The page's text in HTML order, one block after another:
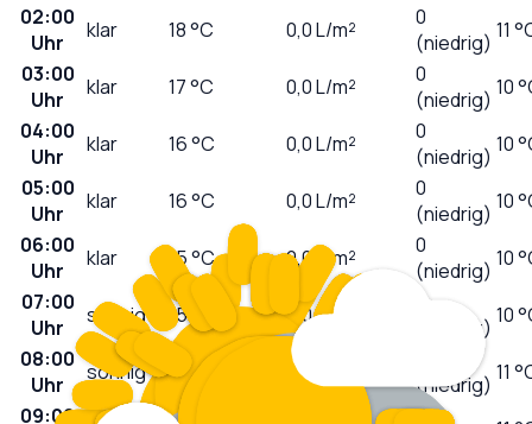
02:00
Uhr
klar 18°C 0,0L/m²
0
(niedrig) 11
03:00
Uhr
klar 17°C 0,0L/m²
0
(niedrig) 10
04:00
Uhr
klar 16°C 0,0L/m²
0
(niedrig) 10
05:00
Uhr
klar 16°C 0,0L/m²
0
(niedrig) 10
06:00
Uhr
klar 15°C 0,0 L/m²
0
(niedrig) 10
07:00
Uhr
sonnig 15°C 0,0L/m²
(niedrig) 10
08:00
Uhr
sonnig 17°C 0,0
(niedrig) 11
09:00
2